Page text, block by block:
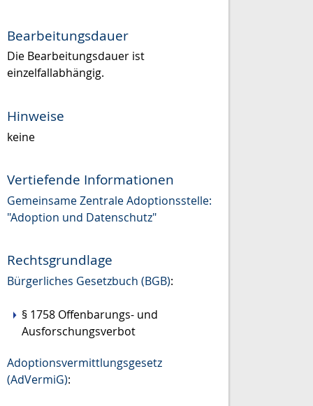
Bearbeitungsdauer
Die Bearbeitungsdauer ist
einzelfallabhängig.
Hinweise
keine
Vertiefende Informationen
Gemeinsame Zentrale Adoptionsstelle:
"Adoption und Datenschutz"
Rechtsgrundlage
Bürgerliches Gesetzbuch (BGB):
§ 1758 Offenbarungs- und
Ausforschungsverbot
Adoptionsvermittlungsgesetz
(AdVermiG):